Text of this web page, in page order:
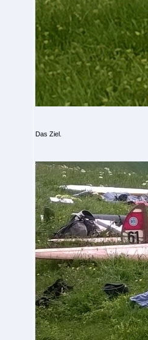
Das Ziel.